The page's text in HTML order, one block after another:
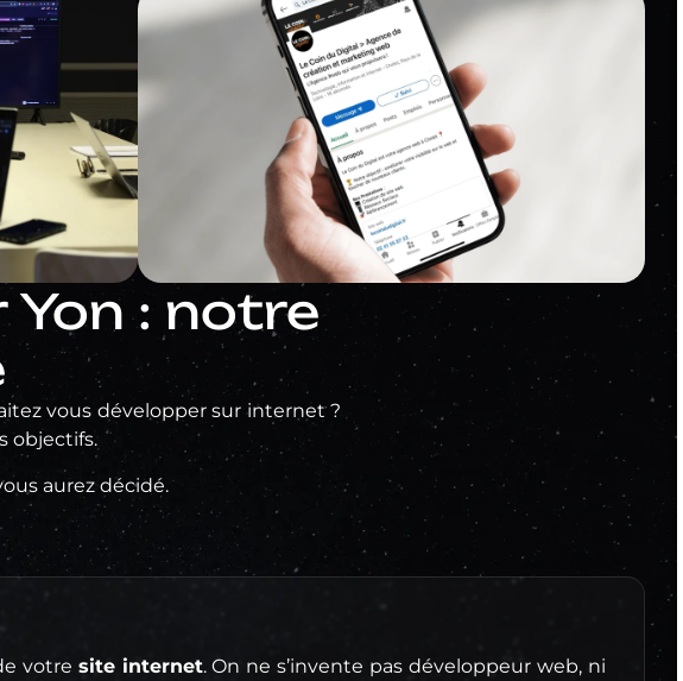
: notre
vous développer sur internet ?
objectifs.
aurez décidé.
votre site internet. On ne s’invente pas développeur web, ni